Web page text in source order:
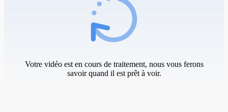
Votre vidéo est en cours de traitement, nous vous ferons
savoir quand il est prêt à voir.